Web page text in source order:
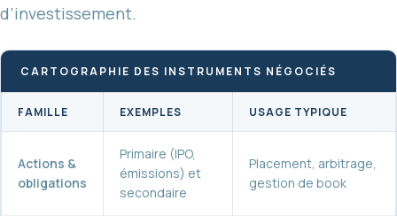
d’investissement.
CARTOGRAPHIE DES INSTRUMENTS NÉGOCIÉS
FAMILLE EXEMPLES USAGE TYPIQUE
Actions &
obligations
Primaire (IPO,
émissions) et
secondaire
Placement, arbitrage,
gestion de book